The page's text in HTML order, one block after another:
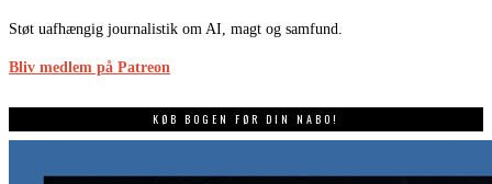
Støt uafhængig journalistik om AI, magt og samfund.
Bliv medlem på Patreon
KØB BOGEN FØR DIN NABO!